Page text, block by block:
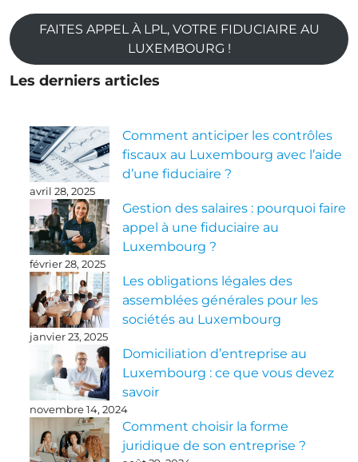
FAITES APPEL À LPL, VOTRE FIDUCIAIRE AU
LUXEMBOURG !
Les derniers articles
Comment anticiper les contrôles
fiscaux au Luxembourg avec l’aide
d’une fiduciaire ?
avril 28, 2025
Gestion des salaires : pourquoi faire
appel à une fiduciaire au
Luxembourg ?
février 28, 2025
Les obligations légales des
assemblées générales pour les
sociétés au Luxembourg
janvier 23, 2025
Domiciliation d’entreprise au
Luxembourg : ce que vous devez
savoir
novembre 14, 2024
Comment choisir la forme
juridique de son entreprise ?